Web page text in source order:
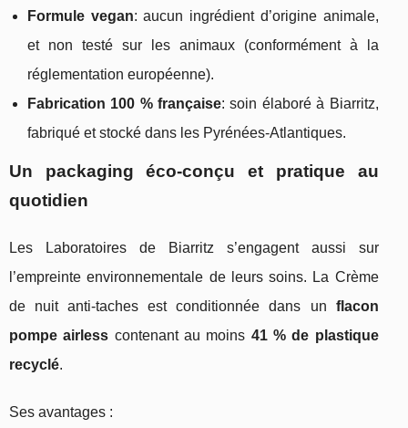
Formule vegan: aucun ingrédient d’origine animale,
et non testé sur les animaux (conformément à la
réglementation européenne).
Fabrication 100 % française: soin élaboré à Biarritz,
fabriqué et stocké dans les Pyrénées-Atlantiques.
Un packaging éco-conçu et pratique au
quotidien
Les Laboratoires de Biarritz s’engagent aussi sur
l’empreinte environnementale de leurs soins. La Crème
de nuit anti-taches est conditionnée dans un flacon
pompe airless contenant au moins 41 % de plastique
recyclé.
Ses avantages :